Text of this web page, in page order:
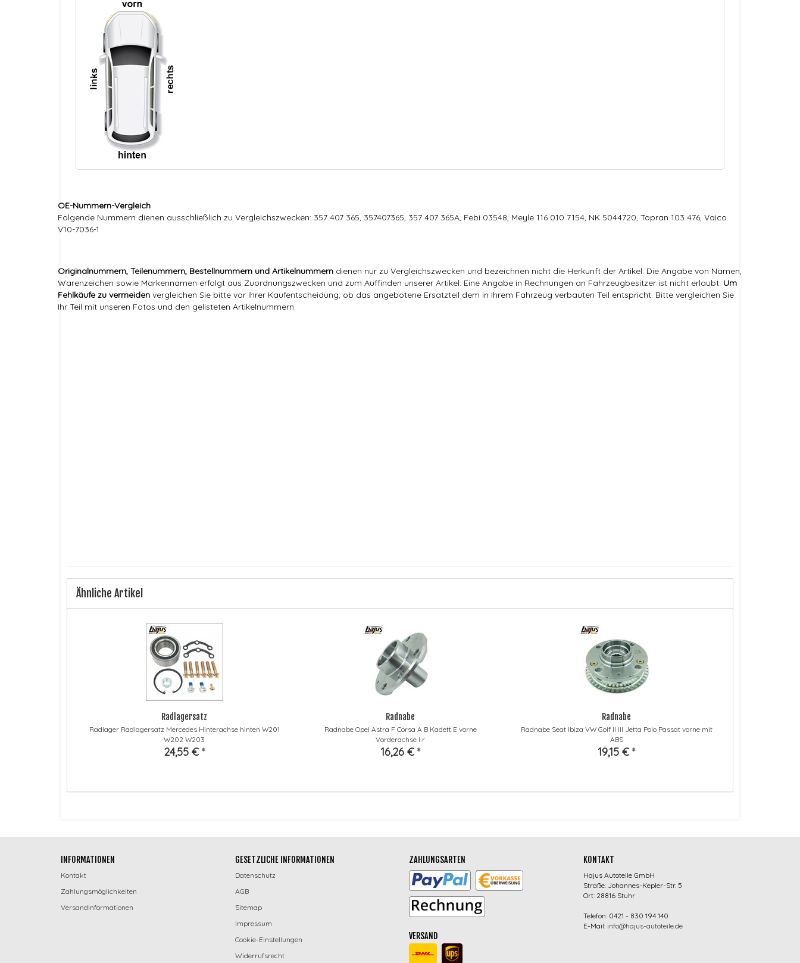
OE-Nummern-Vergleich
Folgende Nummern dienen ausschließlich zu Vergleichszwecken: 357 407 365, 357407365, 357 407 365A, Febi 03548, Meyle 116 010 7154, NK 5044720, Topran 103 476, Vaico
V10-7036-1
Originalnummern, Teilenummern, Bestellnummern und Artikelnummern dienen nur zu Vergleichszwecken und bezeichnen nicht die Herkunft der Artikel. Die Angabe von Namen,
Warenzeichen sowie Markennamen erfolgt aus Zuordnungszwecken und zum Auffinden unserer Artikel. Eine Angabe in Rechnungen an Fahrzeugbesitzer ist nicht erlaubt. Um
Fehlkäufe zu vermeiden vergleichen Sie bitte vor Ihrer Kaufentscheidung, ob das angebotene Ersatzteil dem in Ihrem Fahrzeug verbauten Teil entspricht. Bitte vergleichen Sie
Ihr Teil mit unseren Fotos und den gelisteten Artikelnummern.
Ähnliche Artikel
Radlagersatz
Radlager Radlagersatz Mercedes Hinterachse hinten W201
W202 W203
24,55 € *
Radnabe
Radnabe Opel Astra F Corsa A B Kadett E vorne
Vorderachse l r
16,26 € *
Radnabe
Radnabe Seat Ibiza VW Golf II III Jetta Polo Passat vorne mit
ABS
19,15 € *
INFORMATIONEN
Kontakt
Zahlungsmöglichkeiten
Versandinformationen
GESETZLICHE INFORMATIONEN
Datenschutz
AGB
Sitemap
Impressum
Cookie-Einstellungen
Widerrufsrecht
ZAHLUNGSARTEN
VERSAND
KONTAKT
Hajus Autoteile GmbH
Straße: Johannes-Kepler-Str. 5
Ort: 28816 Stuhr
Telefon: 0421 - 830 194 140
E-Mail: info@hajus-autoteile.de